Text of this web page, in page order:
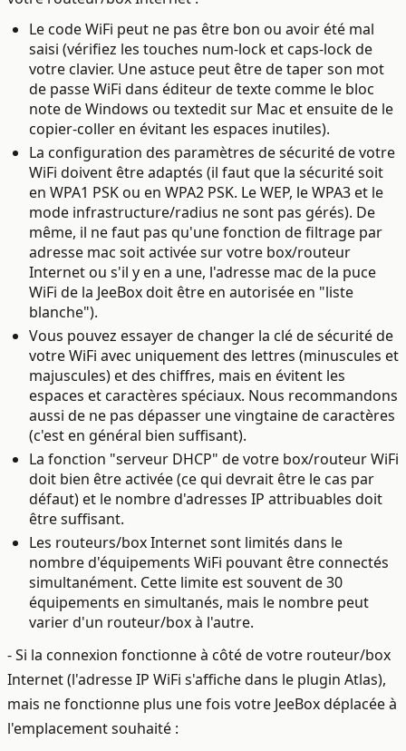
Le code WiFi peut ne pas être bon ou avoir été mal
saisi (vérifiez les touches num-lock et caps-lock de
votre clavier. Une astuce peut être de taper son mot
de passe WiFi dans éditeur de texte comme le bloc
note de Windows ou textedit sur Mac et ensuite de le
copier-coller en évitant les espaces inutiles).
La configuration des paramètres de sécurité de votre
WiFi doivent être adaptés (il faut que la sécurité soit
en WPA1 PSK ou en WPA2 PSK. Le WEP, le WPA3 et le
mode infrastructure/radius ne sont pas gérés). De
même, il ne faut pas qu'une fonction de filtrage par
adresse mac soit activée sur votre box/routeur
Internet ou s'il y en a une, l'adresse mac de la puce
WiFi de la JeeBox doit être en autorisée en "liste
blanche").
Vous pouvez essayer de changer la clé de sécurité de
votre WiFi avec uniquement des lettres (minuscules et
majuscules) et des chiffres, mais en évitent les
espaces et caractères spéciaux. Nous recommandons
aussi de ne pas dépasser une vingtaine de caractères
(c'est en général bien suffisant).
La fonction "serveur DHCP" de votre box/routeur WiFi
doit bien être activée (ce qui devrait être le cas par
défaut) et le nombre d'adresses IP attribuables doit
être suffisant.
Les routeurs/box Internet sont limités dans le
nombre d'équipements WiFi pouvant être connectés
simultanément. Cette limite est souvent de 30
équipements en simultanés, mais le nombre peut
varier d'un routeur/box à l'autre.
- Si la connexion fonctionne à côté de votre routeur/box
Internet (l'adresse IP WiFi s'affiche dans le plugin Atlas),
mais ne fonctionne plus une fois votre JeeBox déplacée à
l'emplacement souhaité :